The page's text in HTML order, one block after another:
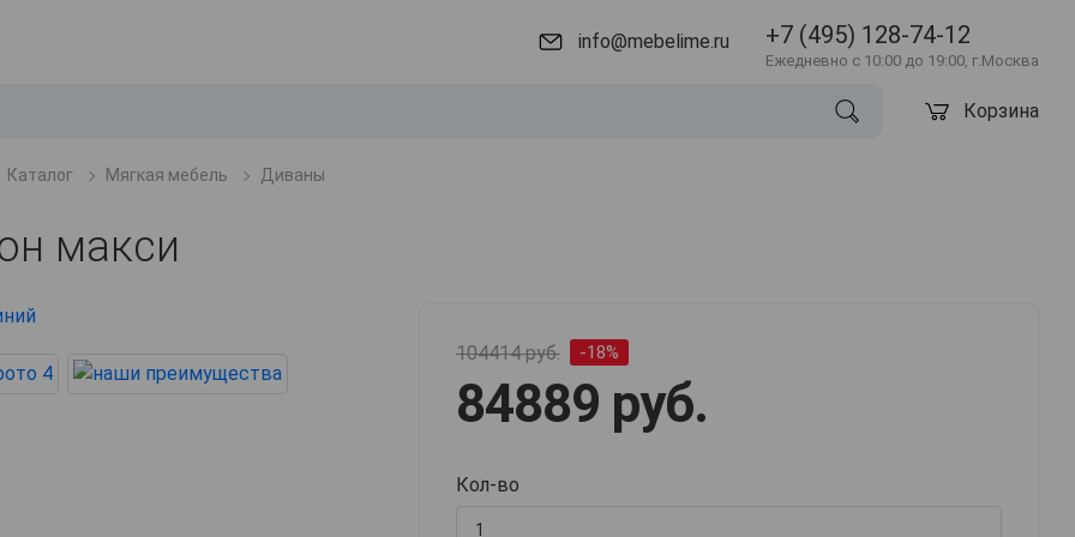
info@mebelime.ru +7 (495) 128-74-12
Ежедневно с 10:00 до 19:00, г.Москва
Корзина
Каталог Мягкая мебель Диваны
макси
104414 руб. -18%
84889 руб.
Кол-во